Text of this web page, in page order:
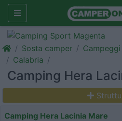
Sosta camper Campeggi
Calabria
Camping Hera
Camping Hera Lacinia Mare